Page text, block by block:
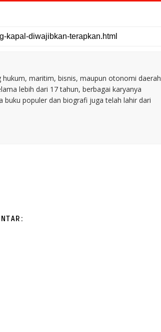
hukum, maritim, bisnis, maupun otonomi daerah
lebih dari 17 tahun, berbagai karyanya
buku populer dan biografi juga telah lahir dari